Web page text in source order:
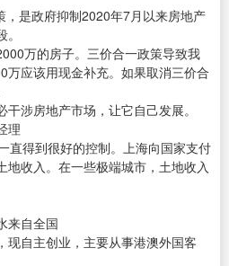
是政府抑制2020年7月以来房地产
万的房子。三价合一政策导致我
万应该用现金补充。如果取消三价合
涉房地产市场，让它自己发展。
理
直得到很好的控制。上海向国家支付
地收入。在一些极端城市，土地收入
来自全国
现自主创业，主要从事港澳外国客